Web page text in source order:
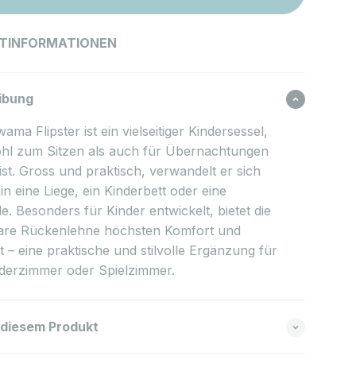
Flipster ist ein vielseitiger Kindersessel,
zum Sitzen als auch für Übernachtungen
Gross und praktisch, verwandelt er sich
eine Liege, ein Kinderbett oder eine
Besonders für Kinder entwickelt, bietet die
Rückenlehne höchsten Komfort und
– eine praktische und stilvolle Ergänzung für
oder Spielzimmer.
Produkt